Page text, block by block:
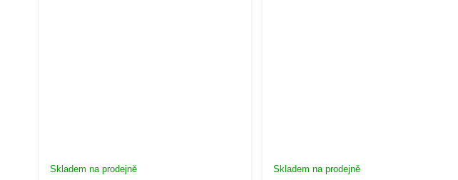
Skladem na prodejně Skladem na prodejně